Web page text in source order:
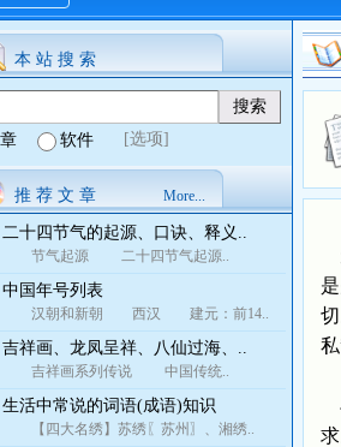
本 站 搜 索
软件 [选项]
推 荐 文 章 More...
二十四节气的起源、口诀、释义..
节气起源 二十四节气起源..
中国年号列表
汉朝和新朝 西汉 建元：前14..
吉祥画、龙凤呈祥、八仙过海、..
吉祥画系列传说 中国传统..
生活中常说的词语(成语)知识
【四大名绣】苏绣〖苏州〗、湘绣..